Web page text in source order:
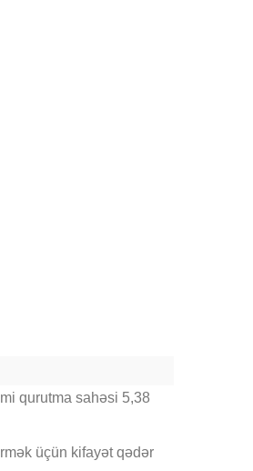
qurutma sahəsi 5,38
üçün kifayət qədər